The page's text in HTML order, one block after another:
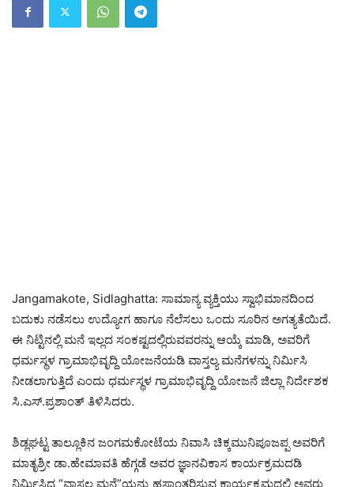
Jangamakote, Sidlaghatta: ಸಾಮಾನ್ಯ ವ್ಯಕ್ತಿಯು ಸ್ವಾಭಿಮಾನದಿಂದ
ಬದುಕು ನಡೆಸಲು ಉದ್ಯೋಗ ಹಾಗೂ ನೆಲೆಸಲು ಒಂದು ಸೂರಿನ ಅಗತ್ಯತೆಯಿದೆ.
ಈ ನಿಟ್ಟಿನಲ್ಲಿ ಮನೆ ಇಲ್ಲದ ಸಂಕಷ್ಟದಲ್ಲಿರುವವರನ್ನು ಆಯ್ಕೆ ಮಾಡಿ, ಅವರಿಗೆ
ಧರ್ಮಸ್ಥಳ ಗ್ರಾಮಾಭಿವೃದ್ದಿ ಯೋಜನೆಯಡಿ ವಾಸ್ತಲ್ಯ ಮನೆಗಳನ್ನು ನಿರ್ಮಿಸಿ
ನೀಡಲಾಗುತ್ತಿದೆ ಎಂದು ಧರ್ಮಸ್ಥಳ ಗ್ರಾಮಾಭಿವೃದ್ದಿ ಯೋಜನೆ ಜಿಲ್ಲಾ ನಿರ್ದೇಶಕ
ಸಿ.ಎಸ್.ಪ್ರಶಾಂತ್ ತಿಳಿಸಿದರು.
ಶಿಡ್ಲಘಟ್ಟ ತಾಲ್ಲೂಕಿನ ಜಂಗಮಕೋಟೆಯ ನಿವಾಸಿ ಚಿಕ್ಕಮುನಿಪೂಜಪ್ಪ ಅವರಿಗೆ
ಮಾತೃಶ್ರೀ ಡಾ.ಹೇಮಾವತಿ ಹೆಗ್ಗಡೆ ಅವರ ಜ್ಞಾನವಿಕಾಸ ಕಾರ್ಯಕ್ರಮದಡಿ
ನಿರ್ಮಿಸಿದ “ವಾಸ್ತಲ್ಯ ಮನೆ”ಯನ್ನು ಹಸ್ತಾಂತರಿಸುವ ಕಾರ್ಯಕ್ರಮದಲ್ಲಿ ಅವರು